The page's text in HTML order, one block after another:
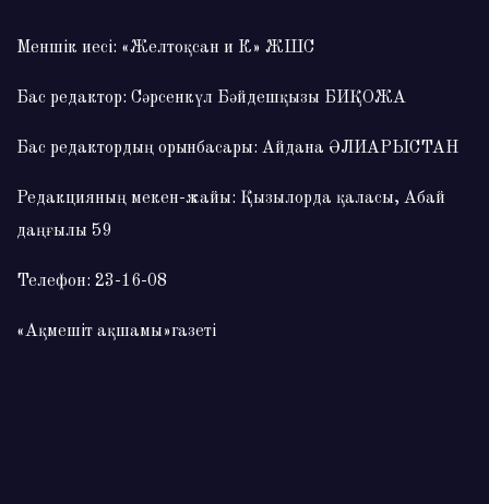
Меншік иесі: «Желтоқсан и К» ЖШС
Бас редактор: Сәрсенкүл Бәйдешқызы БИҚОЖА
Бас редактордың орынбасары: Айдана ӘЛИАРЫСТАН
Редакцияның мекен-жайы: Қызылорда қаласы, Абай
даңғылы 59
Телефон: 23-16-08
«Ақмешіт ақшамы»газеті